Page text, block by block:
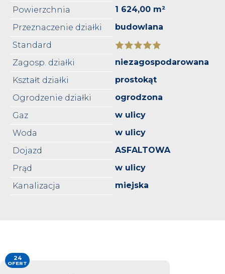
Powierzchnia
1 624,00 m²
Przeznaczenie działki
budowlana
Standard
Zagosp. działki
niezagospodarowana
Kształt działki
prostokąt
Ogrodzenie działki
ogrodzona
Gaz
w ulicy
Woda
w ulicy
Dojazd
ASFALTOWA
Prąd
w ulicy
Kanalizacja
miejska
24
OFERT